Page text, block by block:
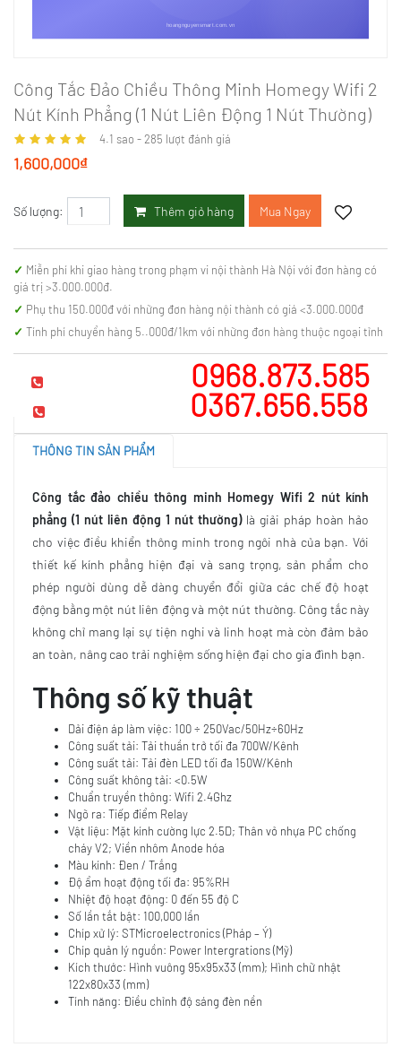
Công Tắc Đảo Chiều Thông Minh Homegy Wifi 2
Nút Kính Phẳng (1 Nút Liên Động 1 Nút Thường)
4.1 sao -285 lượt đánh giá
1,600,000₫
Số lượng: Thêm giỏ hàng Mua Ngay
Miễn phí khi giao hàng trong phạm vi nội thành Hà Nội với đơn hàng có
giá trị >3.000.000đ.
Phụ thu 150.000đ với những đơn hàng nội thành có giá <3.000.000đ
Tính phí chuyển hàng 5..000đ/1km với những đơn hàng thuộc ngoại tỉnh
0968.873.585
0367.656.558
THÔNG TIN SẢN PHẨM
Công tắc đảo chiều thông minh Homegy Wifi 2 nút kính
phẳng (1 nút liên động 1 nút thường)là giải pháp hoàn hảo
cho việc điều khiển thông minh trong ngôi nhà của bạn. Với
thiết kế kính phẳng hiện đại và sang trọng, sản phẩm cho
phép người dùng dễ dàng chuyển đổi giữa các chế độ hoạt
động bằng một nút liên động và một nút thường. Công tắc này
không chỉ mang lại sự tiện nghi và linh hoạt mà còn đảm bảo
an toàn, nâng cao trải nghiệm sống hiện đại cho gia đình bạn.
Thông số kỹ thuật
Dải điện áp làm việc: 100 ÷ 250Vac/50Hz÷60Hz
Công suất tải: Tải thuần trở tối đa 700W/Kênh
Công suất tải: Tải đèn LED tối đa 150W/Kênh
Công suất không tải: <0.5W
Chuẩn truyền thông: Wifi 2.4Ghz
Ngõ ra: Tiếp điểm Relay
Vật liệu: Mặt kính cường lực 2.5D; Thân vỏ nhựa PC chống
cháy V2; Viền nhôm Anode hóa
Màu kính: Đen / Trắng
Độ ẩm hoạt động tối đa: 95%RH
Nhiệt độ hoạt động: 0 đến 55 độ C
Số lần tắt bật: 100,000 lần
Chíp xử lý: STMicroelectronics (Pháp – Ý)
Chíp quản lý nguồn: Power Intergrations (Mỹ)
Kích thước: Hình vuông 95x95x33 (mm); Hình chữ nhật
122x80x33 (mm)
Tính năng: Điều chỉnh độ sáng đèn nền